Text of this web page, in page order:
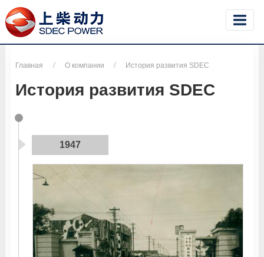
Главная О компании История развития SDEC
История развития SDEC
1947